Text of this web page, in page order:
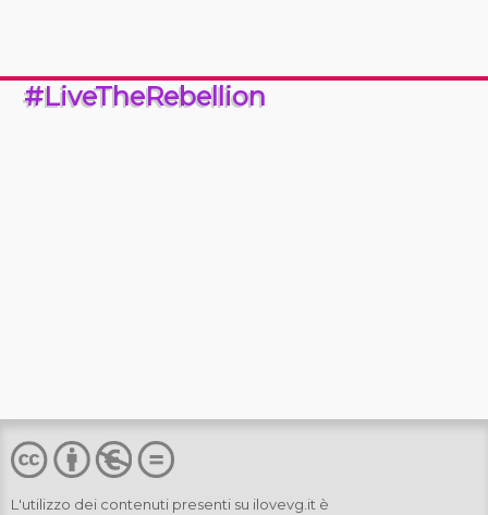
#LiveTheRebellion
L'utilizzo dei contenuti presenti su ilovevg.it è